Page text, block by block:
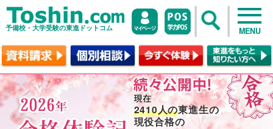
予備校・大学受験の東進ドットコム MENU
2410人の東進生の
現役合格の